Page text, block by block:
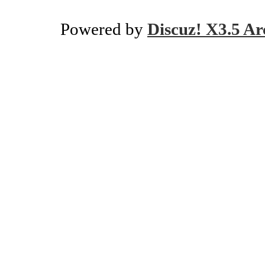
Powered by Discuz! X3.5